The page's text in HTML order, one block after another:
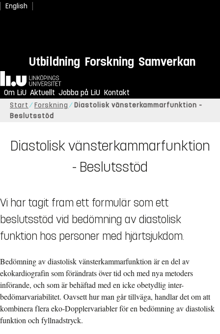
English
Utbildning Forskning Samverkan
Hem
Om LiU Aktuellt Jobba på LiU Kontakt
Start Forskning
Diastolisk vänsterkammarfunktion -
Beslutsstöd
Diastolisk vänsterkammarfunktion
- Beslutsstöd
Vi har tagit fram ett formulär som ett
beslutsstöd vid bedömning av diastolisk
funktion hos personer med hjärtsjukdom.
Bedömning av diastolisk vänsterkammarfunktion är en del av
ekokardiografin som förändrats över tid och med nya metoders
införande, och som är behäftad med en icke obetydlig inter-
bedömarvariabilitet. Oavsett hur man går tillväga, handlar det om att
kombinera flera eko-Dopplervariabler för en bedömning av diastolisk
funktion och fyllnadstryck.